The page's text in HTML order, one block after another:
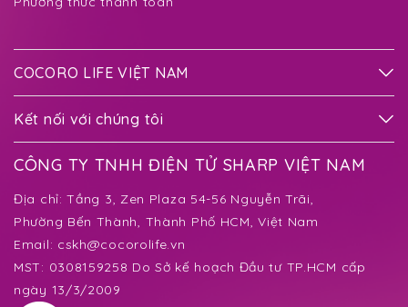
COCORO LIFE VIỆT NAM
Kết nối với chúng tôi
CÔNG TY TNHH ĐIỆN TỬ SHARP VIỆT NAM
Địa chỉ:Tầng 3, Zen Plaza 54-56 Nguyễn Trãi,
Phường Bến Thành, Thành Phố HCM, Việt Nam
Email: cskh@cocorolife.vn
MST: 0308159258 Do Sở kế hoạch Đầu tư TP.HCM cấp
ngày 13/3/2009